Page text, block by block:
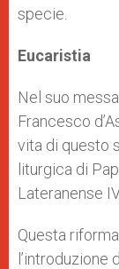
specie.
Eucaristia
Nel suo
Francesco
vita di questo
liturgica di
Lateranense
Questa
l’introduzione